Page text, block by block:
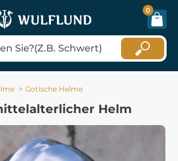
0
Gotische Helme
Helm